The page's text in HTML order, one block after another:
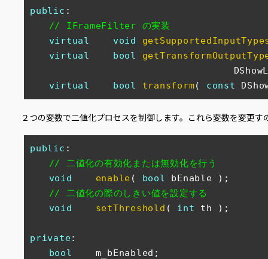
public :
// IFrameFilter の実装
virtual
void
virtual
bool
virtual
bool transform( const
２つの変数で二値化プロセスを制御します。これら変数を変更
public :
// 二値化の有効化または無効化を行う
void
enable ( bool bEnable ) ;
// 二値化の際のしきい値を設定する
void
setThreshold ( int th ) ;
private:
bool
    m_bEnabled;